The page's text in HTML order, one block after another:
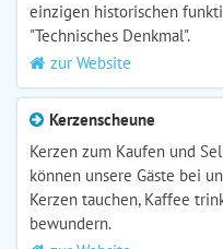
einzigen historischen
"Technisches Denkmal".
zur Website
Kerzenscheune
Kerzen zum Kaufen und
können unsere Gäste bei
Kerzen tauchen, Kaffee
bewundern.